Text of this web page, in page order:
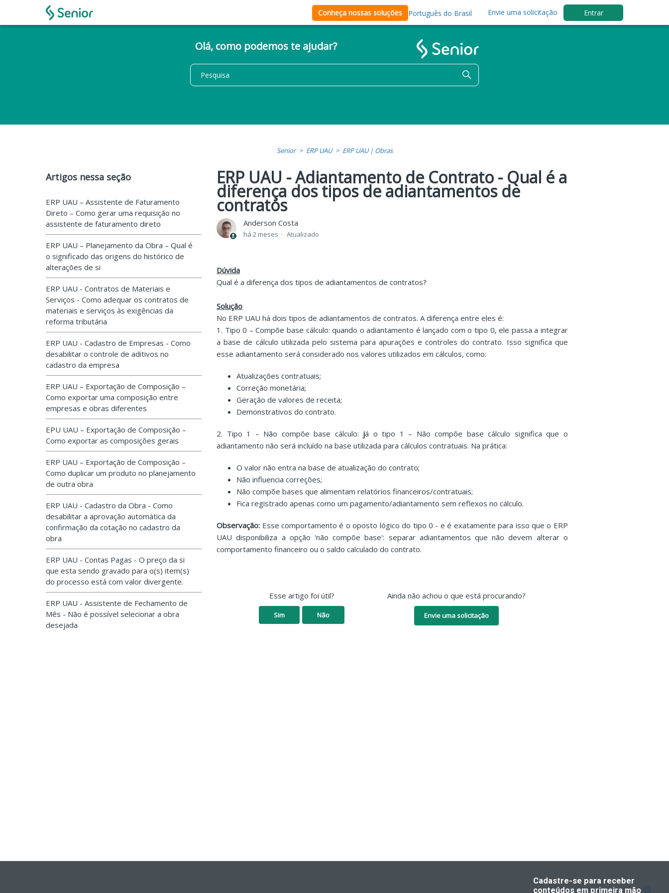
Conheça nossas soluções Português do Brasil Envie uma solicitação Entrar
Olá, como podemos te ajudar?
Senior ERP UAU ERP UAU | Obras
Artigos nessa seção
ERP UAU – Assistente de Faturamento
Direto – Como gerar uma requisição no
assistente de faturamento direto
ERP UAU – Planejamento da Obra – Qual é
o significado das origens do histórico de
alterações de si
ERP UAU - Contratos de Materiais e
Serviços - Como adequar os contratos de
materiais e serviços às exigências da
reforma tributária
ERP UAU - Cadastro de Empresas - Como
desabilitar o controle de aditivos no
cadastro da empresa
ERP UAU – Exportação de Composição –
Como exportar uma composição entre
empresas e obras diferentes
EPU UAU – Exportação de Composição –
Como exportar as composições gerais
ERP UAU – Exportação de Composição –
Como duplicar um produto no planejamento
de outra obra
ERP UAU - Cadastro da Obra - Como
desabilitar a aprovação automática da
confirmação da cotação no cadastro da
obra
ERP UAU - Contas Pagas - O preço da si
que esta sendo gravado para o(s) item(s)
do processo está com valor divergente.
ERP UAU - Assistente de Fechamento de
Mês - Não é possível selecionar a obra
desejada
ERP UAU - Adiantamento de Contrato - Qual é a
diferença dos tipos de adiantamentos de
contratos
Anderson Costa
há 2 meses Atualizado
Dúvida
Qual é a diferença dos tipos de adiantamentos de contratos?
Solução
No ERP UAU há dois tipos de adiantamentos de contratos. A diferença entre eles é:
1. Tipo 0 – Compõe base cálculo: quando o adiantamento é lançado com o tipo 0, ele passa a integrar
a base de cálculo utilizada pelo sistema para apurações e controles do contrato. Isso significa que
esse adiantamento será considerado nos valores utilizados em cálculos, como:
Atualizações contratuais;
Correção monetária;
Geração de valores de receita;
Demonstrativos do contrato.
2. Tipo 1 – Não compõe base cálculo: já o tipo 1 – Não compõe base cálculo significa que o
adiantamento não será incluído na base utilizada para cálculos contratuais. Na prática:
O valor não entra na base de atualização do contrato;
Não influencia correções;
Não compõe bases que alimentam relatórios financeiros/contratuais;
Fica registrado apenas como um pagamento/adiantamento sem reflexos no cálculo.
Observação: Esse comportamento é o oposto lógico do tipo 0 - e é exatamente para isso que o ERP
UAU disponibiliza a opção 'não compõe base': separar adiantamentos que não devem alterar o
comportamento financeiro ou o saldo calculado do contrato.
Esse artigo foi útil?
Sim Não
Ainda não achou o que está procurando?
Envie uma solicitação